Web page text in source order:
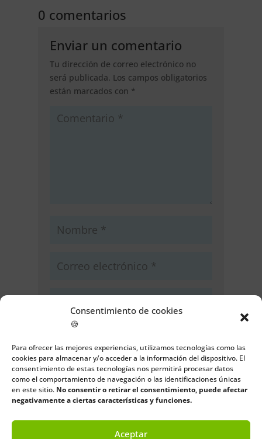
Consentimiento de cookies
🍪
Para ofrecer las mejores experiencias, utilizamos tecnologías como las
cookies para almacenar y/o acceder a la información del dispositivo. El
consentimiento de estas tecnologías nos permitirá procesar datos
como el comportamiento de navegación o las identificaciones únicas
en este sitio. No consentir o retirar el consentimiento, puede afectar
negativamente a ciertas características y funciones.
Aceptar
0 comentarios
Enviar un comentario
Tu dirección de correo electrónico no
será publicada. Los campos obligatorios
están marcados con *
electrónico y web en este navegador
para la próxima vez que comente.
Enviar comentario